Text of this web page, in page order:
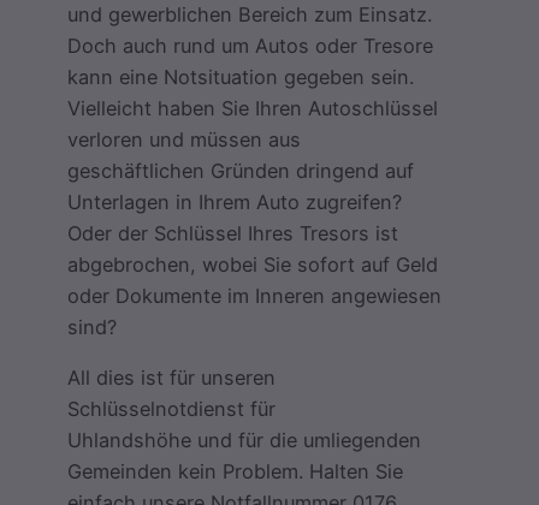
und gewerblichen Bereich zum Einsatz.
Doch auch rund um Autos oder Tresore
kann eine Notsituation gegeben sein.
Vielleicht haben Sie Ihren Autoschlüssel
verloren und müssen aus
geschäftlichen Gründen dringend auf
Unterlagen in Ihrem Auto zugreifen?
Oder der Schlüssel Ihres Tresors ist
abgebrochen, wobei Sie sofort auf Geld
oder Dokumente im Inneren angewiesen
sind?
All dies ist für unseren
Schlüsselnotdienst für
Uhlandshöhe und für die umliegenden
Gemeinden kein Problem. Halten Sie